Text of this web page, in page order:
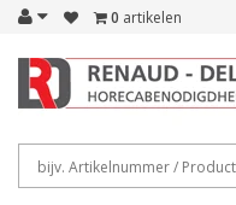
0 artikelen